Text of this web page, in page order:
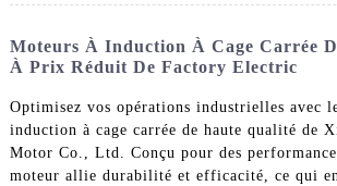
Moteurs À Induction À Cage Carrée
À Prix Réduit De Factory Electric
Optimisez vos opérations industrielles avec
induction à cage carrée de haute qualité de
Motor Co., Ltd. Conçu pour des
moteur allie durabilité et efficacité, ce qui